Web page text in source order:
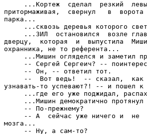
...Кортеж  сделал  резкий
притормаживая,  свернул   в
парка...
...сквозь деревья которого
...ЗИЛ  остановился  возле
дверцу,  которая  и  выпустила
охранника, не то референта...
...Мишин огляделся и заметил
-- Сергей Сергеич? --
     -- Он, -- ответил тот.
--  Вот ведь!  -- сказал,
узнавать-то успевают?! -- и пошел к
...где его уже поджидал,
...Мишин демократично
     -- По-прежнему?
-- А  сейчас уже ничего и  не
мозга...
     -- Ну, а сам-то?